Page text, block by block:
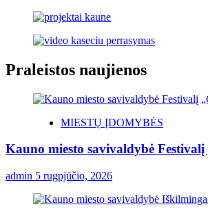
Praleistos naujienos
MIESTŲ ĮDOMYBĖS
Kauno miesto savivaldybė
admin 5 rugpjūčio, 2026